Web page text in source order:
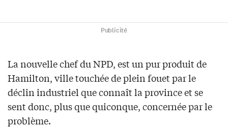
Publicité
La nouvelle chef du NPD, est un pur produit de
Hamilton, ville touchée de plein fouet par le
déclin industriel que connaît la province et se
sent donc, plus que quiconque, concernée par le
problème.